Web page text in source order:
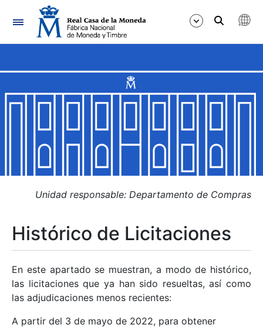
Navegación
Mostrar/Ocultar
Mostrar/Ocultar
Mostrar/Ocultar
Mostrar/Ocultar
Mostrar/Ocultar
Unidad responsable: Departamento de Compras
Histórico de Licitaciones
En este apartado se muestran, a modo de histórico,
las licitaciones que ya han sido resueltas, así como
las adjudicaciones menos recientes:
A partir del 3 de mayo de 2022, para obtener